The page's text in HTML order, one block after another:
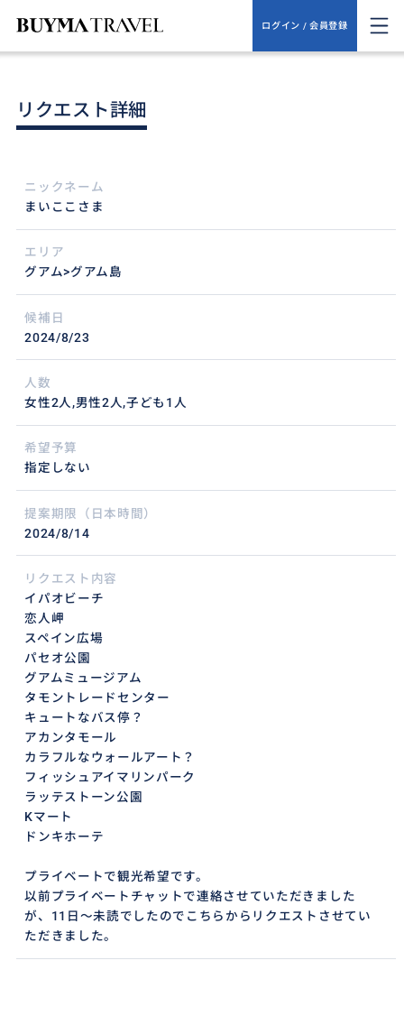
ログイン / 会員登録
リクエスト詳細
ニックネーム
まいここさま
エリア
グアム>グアム島
候補日
2024/8/23
人数
女性2人,男性2人,子ども1人
希望予算
指定しない
提案期限（日本時間）
2024/8/14
リクエスト内容
イパオビーチ
恋人岬
スペイン広場
パセオ公園
グアムミュージアム
タモントレードセンター
キュートなバス停？
アカンタモール
カラフルなウォールアート？
フィッシュアイマリンパーク
ラッテストーン公園
Kマート
ドンキホーテ
プライベートで観光希望です。
以前プライベートチャットで連絡させていただきました
が、11日〜未読でしたのでこちらからリクエストさせてい
ただきました。